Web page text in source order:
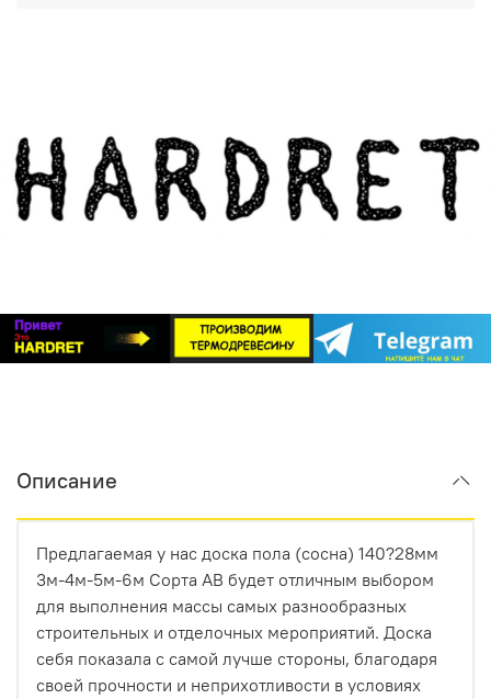
Система «БлицПланк» рассчитана на использование с
любыми породами дерева, но наиболее полно ее
потенциал раскрывается именно при работе с
«БлицПланк» хорош, но если доска будет менять
размеры, никакой супер-профиль не спасет от
Террасная доска или фасад постоянно
подвергаются воздействию солнца, влаги и
перепадов температур. Термодревесина
устойчива к гниению и не боится насекомых. В
паре с системой «БлицПланк», которая
обеспечивает вентиляцию и отвод влаги, вы
Описание
Предлагаемая у нас доска пола (сосна) 140?28мм
3м-4м-5м-6м Сорта АВ будет отличным выбором
для выполнения массы самых разнообразных
строительных и отделочных мероприятий. Доска
себя показала с самой лучше стороны, благодаря
своей прочности и неприхотливости в условиях